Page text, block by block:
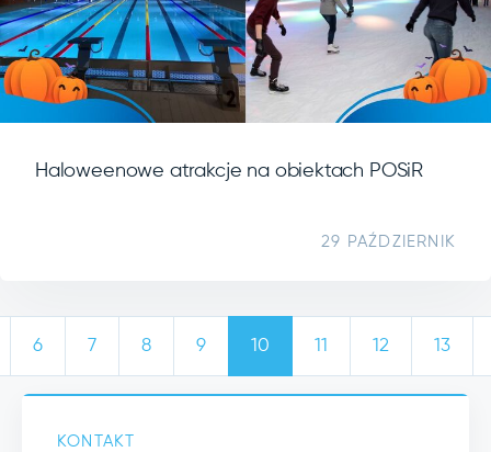
Haloweenowe atrakcje na obiektach POSiR
29 PAŹDZIERNIK
6 7 8 9 10 11 12 13
KONTAKT